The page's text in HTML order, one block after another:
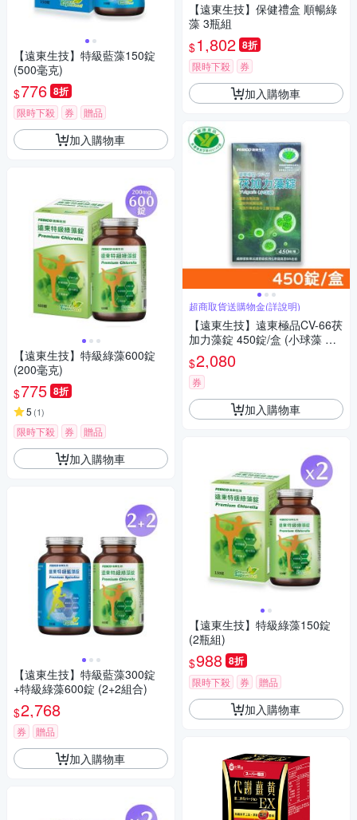
【遠東生技】特級藍藻150錠
(500毫克)
$776 8折
限時下殺 券 贈品
加入購物車
【遠東生技】特級綠藻600錠
(200毫克)
$775 8折
5 (1)
限時下殺 券 贈品
加入購物車
【遠東生技】特級藍藻300錠
+特級綠藻600錠 (2+2組合)
$2,768
券 贈品
加入購物車
【遠東生技】保健禮盒 順暢綠
藻 3瓶組
$1,802 8折
限時下殺 券
加入購物車
超商取貨送購物金(詳說明)
【遠東生技】遠東極品CV-66茯
加力藻錠 450錠/盒 (小球藻 綠
藻 健康食品)
$2,080
券
加入購物車
【遠東生技】特級綠藻150錠
(2瓶組)
$988 8折
限時下殺 券 贈品
加入購物車